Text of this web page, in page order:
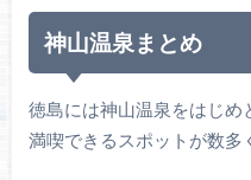
神山温泉まとめ
徳島には神山温泉をはじめ
満喫できるスポットが数多